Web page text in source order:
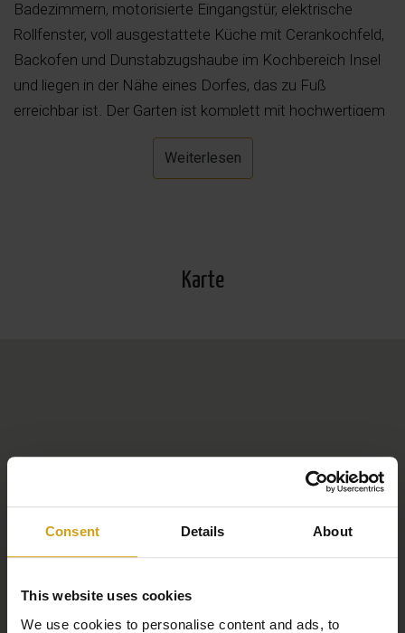
Consent Details About
This website uses cookies
We use cookies to personalise content and ads, to
Badezimmern, motorisierte Eingangstür, elektrische
Rollfenster, voll ausgestattete Küche mit Cerankochfeld,
Backofen und Dunstabzugshaube im Kochbereich Insel
und liegen in der Nähe eines Dorfes, das zu Fuß
erreichbar ist. Der Garten ist komplett mit hochwertigem
Kunstrasen angelegt und ein 15 m² großer
Swimmingpool ist gegen Aufpreis optional erhältlich.
*Zusätzliche Informationen zum Standort der Villa: Los
Schutzpatrons. Umgeben von Ackerland und
ruhigen Rückzugsort und ein authentisches Erlebnis des
Weiterlesen
Karte